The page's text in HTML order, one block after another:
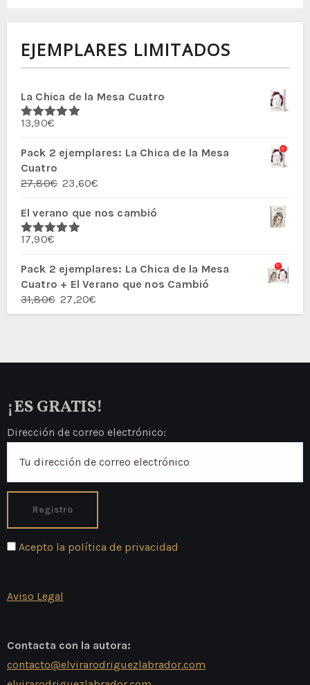
EJEMPLARES LIMITADOS
La Chica de la Mesa Cuatro
Valorado
5
13,90€
Pack 2 ejemplares: La Chica de la Mesa
Cuatro
27,80€ El
original
era:
23,60€
actual
El verano que nos cambió
Valorado
5
17,90€
Pack 2 ejemplares: La Chica de la Mesa
Cuatro + El Verano que nos Cambió
31,80€ El
precio
31,80€.
27,20€
precio
27,20€.
¡ES GRATIS!
Dirección de correo electrónico:
Acepto la política de privacidad
Aviso Legal
Contacta con la autora:
contacto@elvirarodriguezlabrador.com